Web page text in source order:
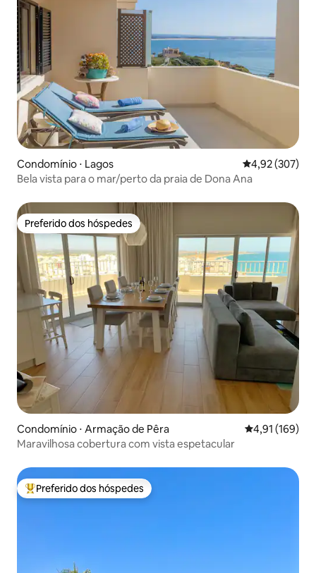
Condomínio ⋅ Lagos 4,92 de uma
4,92 (307)
Bela vista para o mar/perto da praia de Dona Ana
Preferido dos hóspedes
Preferido dos hóspedes
Condomínio ⋅ Armação de Pêra 4,91 de uma
4,91 (169)
Maravilhosa cobertura com vista espetacular
Entre os melhores preferidos dos hóspedes
Preferido dos hóspedes